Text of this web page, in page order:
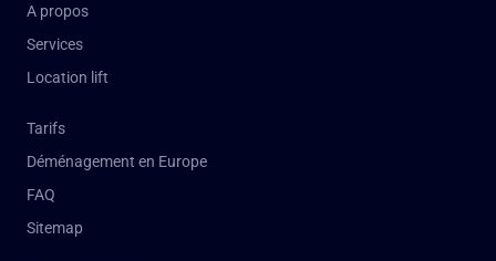
A propos
Services
Location lift
Tarifs
Déménagement en Europe
FAQ
Sitemap